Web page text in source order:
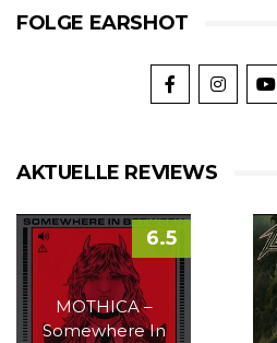
FOLGE EARSHOT
AKTUELLE REVIEWS
MOTHICA –
Somewhere In
6.5